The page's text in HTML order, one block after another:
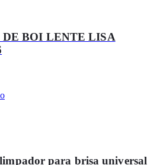
BOI LENTE LISA
para brisa universal